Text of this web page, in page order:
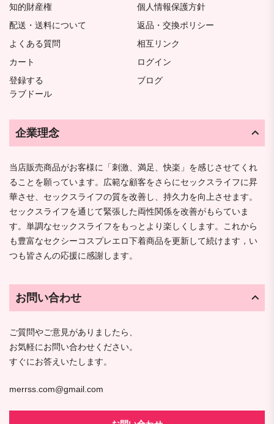
知的財産権
個人情報保護方針
配送・送料について
返品・交換ポリシー
よくある質問
相互リンク
カート
ログイン
登録する
ブログ
ラブドール
企業理念
当店販売商品がお客様に「刺激、満足、快楽」を感じさせてくれ
ることを願っています。広範な顧客をさらにセックスライフに昇
華させ、セックスライフの質を改善し、持久力を向上させます。
セックスライフを通じて緊張した両性関係を改善がもらていま
す。単調なセックスライフをもっとより楽しくします。これから
も豊富なセクシーコスプレエロ下着商品を更新して続けます，い
つも皆さんの応援に感謝します。
お問い合わせ
ご質問やご意見がありましたら、
お気軽にお問い合わせください。
すぐにお答えいたします。
merrss.com@gmail.com